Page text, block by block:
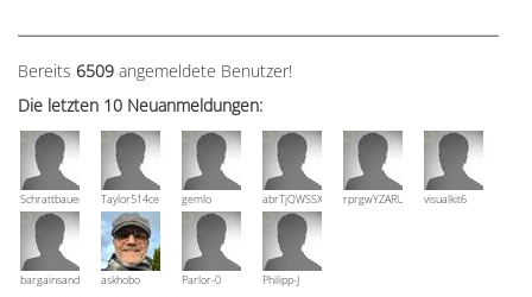
Bereits 6509 angemeldete Benutzer!
Die letzten 10 Neuanmeldungen:
Schrattbauer Taylor514ce gemlo abrTjQWSSXuVznPolErprgwYZARUTZQyCWESpD
visualkit6
bargainsandmoreaskhobo Parlor-0 Philipp-J